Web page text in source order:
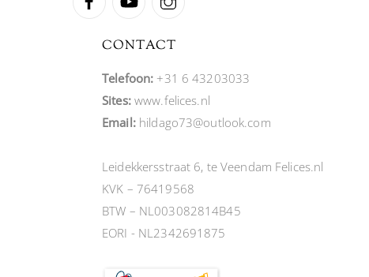
CONTACT
Telefoon: +31 6 43203033
Sites:www.felices.nl
Email:hildago73@outlook.com
Leidekkersstraat 6, te Veendam Felices.nl
KVK – 76419568
BTW – NL003082814B45
EORI - NL2342691875